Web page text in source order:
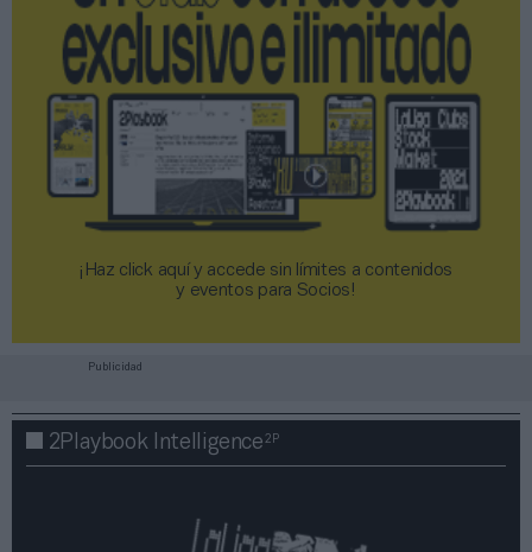
¡Haz click aquí y accede sin límites a contenidos
y eventos para Socios!​​​​​​​
Publicidad
2Playbook Intelligence2P